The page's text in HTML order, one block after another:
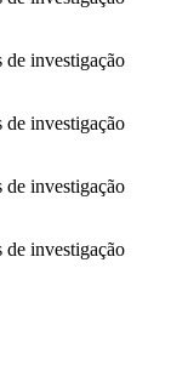
de investigação
de investigação
de investigação
de investigação